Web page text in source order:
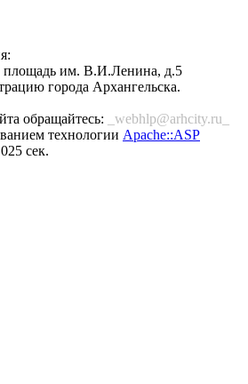
площадь им. В.И.Ленина, д.5
города Архангельска.
обращайтесь:
_webhlp@arhcity.ru_
технологии Apache::ASP
сек.